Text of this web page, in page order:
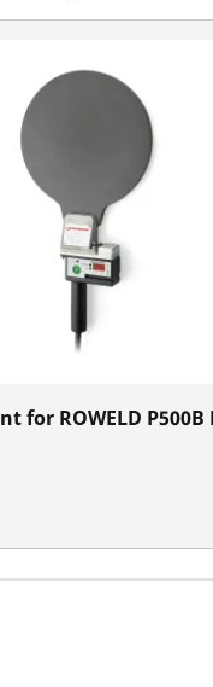
for ROWELD